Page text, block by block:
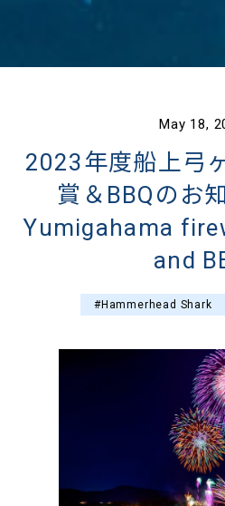
May 18,
2023年度船上弓
賞＆BBQのお
Yumigahama
and
#Hammerhead Shark